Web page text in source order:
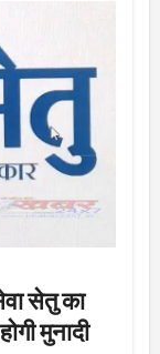
सेतु का
मुनादी